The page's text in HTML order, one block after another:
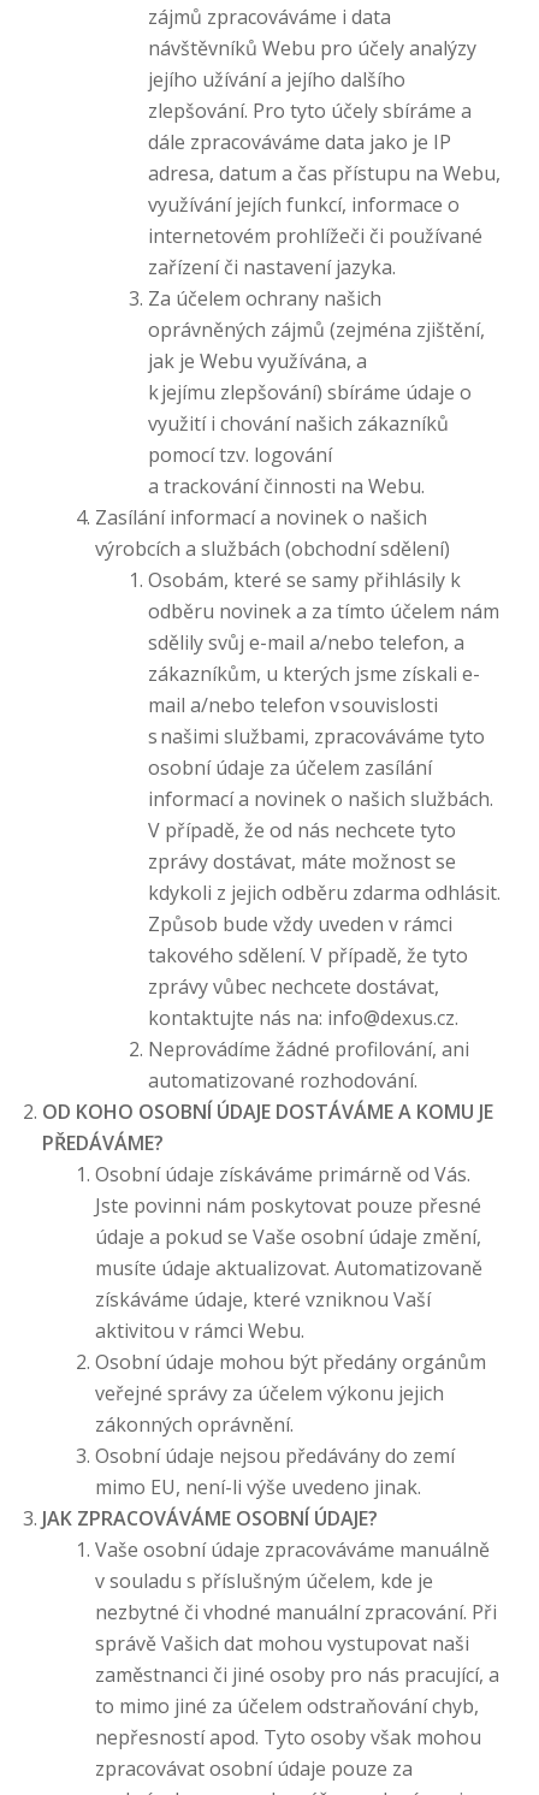
zájmů zpracováváme i data
návštěvníků Webu pro účely analýzy
jejího užívání a jejího dalšího
zlepšování. Pro tyto účely sbíráme a
dále zpracováváme data jako je IP
adresa, datum a čas přístupu na Webu,
využívání jejích funkcí, informace o
internetovém prohlížeči či používané
zařízení či nastavení jazyka.
Za účelem ochrany našich
oprávněných zájmů (zejména zjištění,
jak je Webu využívána, a
k jejímu zlepšování) sbíráme údaje o
využití i chování našich zákazníků
pomocí tzv. logování
a trackování činnosti na Webu.
Zasílání informací a novinek o našich
výrobcích a službách (obchodní sdělení)
Osobám, které se samy přihlásily k
odběru novinek a za tímto účelem nám
sdělily svůj e-mail a/nebo telefon, a
zákazníkům, u kterých jsme získali e-
mail a/nebo telefon v souvislosti
s našimi službami, zpracováváme tyto
osobní údaje za účelem zasílání
informací a novinek o našich službách.
V případě, že od nás nechcete tyto
zprávy dostávat, máte možnost se
kdykoli z jejich odběru zdarma odhlásit.
Způsob bude vždy uveden v rámci
takového sdělení. V případě, že tyto
zprávy vůbec nechcete dostávat,
kontaktujte nás na: info@dexus.cz.
Neprovádíme žádné profilování, ani
automatizované rozhodování.
OD KOHO OSOBNÍ ÚDAJE DOSTÁVÁME A KOMU JE
PŘEDÁVÁME?
Osobní údaje získáváme primárně od Vás.
Jste povinni nám poskytovat pouze přesné
údaje a pokud se Vaše osobní údaje změní,
musíte údaje aktualizovat. Automatizovaně
získáváme údaje, které vzniknou Vaší
aktivitou v rámci Webu.
Osobní údaje mohou být předány orgánům
veřejné správy za účelem výkonu jejich
zákonných oprávnění.
Osobní údaje nejsou předávány do zemí
mimo EU, není-li výše uvedeno jinak.
JAK ZPRACOVÁVÁME OSOBNÍ ÚDAJE?
Vaše osobní údaje zpracováváme manuálně
v souladu s příslušným účelem, kde je
nezbytné či vhodné manuální zpracování. Při
správě Vašich dat mohou vystupovat naši
zaměstnanci či jiné osoby pro nás pracující, a
to mimo jiné za účelem odstraňování chyb,
nepřesností apod. Tyto osoby však mohou
zpracovávat osobní údaje pouze za